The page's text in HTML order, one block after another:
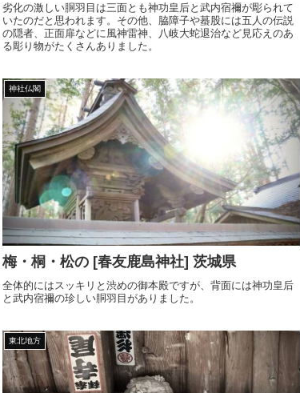
劣化の激しい胴羽目は三面とも神功皇后と武内宿禰が彫られて
いたのだと思われます。その他、脇障子や蟇股には五人の伝説
の隠者、正面扉などに風神雷神、八岐大蛇退治など見応えのあ
る彫り物がたくさんありました。
神社仏閣
梅・桐・松の [春友鹿島神社] 茨城県
全体的にはスッキリと渋めの御本殿ですが、背面には神功皇后
と武内宿禰の珍しい胴羽目がありました。
東北地方